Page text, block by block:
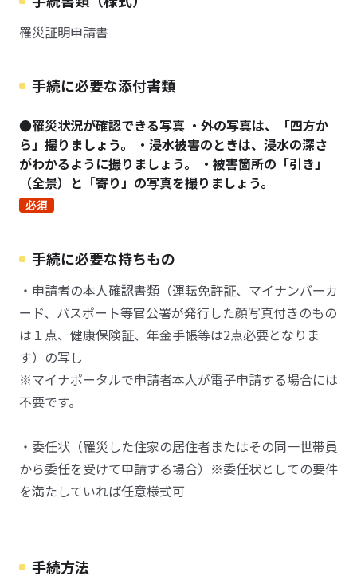
罹災証明申請書
手続に必要な添付書類
●罹災状況が確認できる写真 ・外の写真は、「四方か
ら」撮りましょう。 ・浸水被害のときは、浸水の深さ
がわかるように撮りましょう。 ・被害箇所の「引き」
（全景）と「寄り」の写真を撮りましょう。
必須
手続に必要な持ちもの
・申請者の本人確認書類（運転免許証、マイナンバーカ
ード、パスポート等官公署が発行した顔写真付きのもの
は１点、健康保険証、年金手帳等は2点必要となりま
す）の写し
※マイナポータルで申請者本人が電子申請する場合には
不要です。
・委任状（罹災した住家の居住者またはその同一世帯員
から委任を受けて申請する場合）※委任状としての要件
を満たしていれば任意様式可
手続方法